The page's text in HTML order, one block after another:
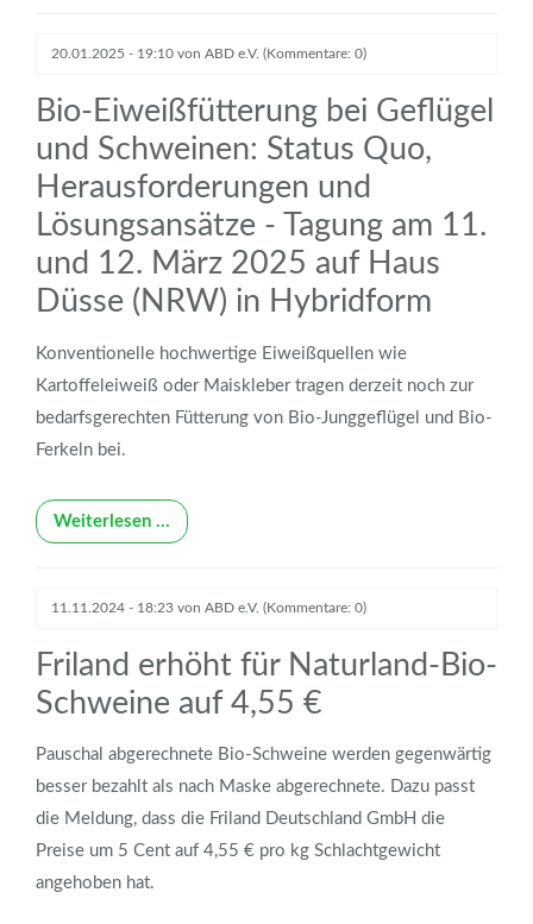
20.01.2025 - 19:10 von ABD e.V. (Kommentare: 0)
Bio-Eiweißfütterung bei Geflügel
und Schweinen: Status Quo,
Herausforderungen und
Lösungsansätze - Tagung am 11.
und 12. März 2025 auf Haus
Düsse (NRW) in Hybridform
Konventionelle hochwertige Eiweißquellen wie
Kartoffeleiweiß oder Maiskleber tragen derzeit noch zur
bedarfsgerechten Fütterung von Bio-Junggeflügel und Bio-
Ferkeln bei.
Weiterlesen …
11.11.2024 - 18:23 von ABD e.V. (Kommentare: 0)
Friland erhöht für Naturland-Bio-
Schweine auf 4,55 €
Pauschal abgerechnete Bio-Schweine werden gegenwärtig
besser bezahlt als nach Maske abgerechnete. Dazu passt
die Meldung, dass die Friland Deutschland GmbH die
Preise um 5 Cent auf 4,55 € pro kg Schlachtgewicht
angehoben hat.